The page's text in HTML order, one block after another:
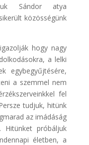
Sándor atya
közösségünk
hogy nagy
a lelki
egybegyűjtésére,
a szemmel nem
fel
tudjuk, hitünk
az imádáság
Hitünket próbáljuk
életben, a